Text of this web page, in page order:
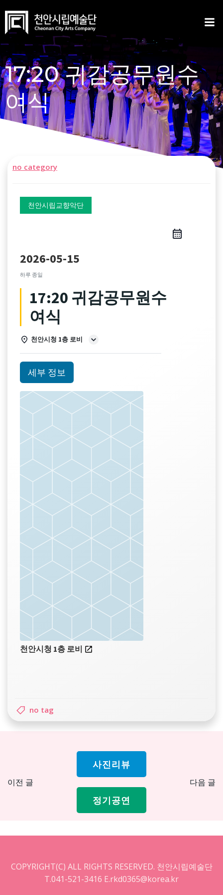
content
17:20 귀감공무원수
여식
no category
천안시립교향악단
2026-05-15
하루 종일
17:20 귀감공무원수
여식
천안시청 1층 로비
세부 정보
천안시청 1층 로비
no tag
Post
navigation
이전 글
사진리뷰
정기공연
다음 글
COPYRIGHT(C) ALL RIGHTS RESERVED. 천안시립예술단
T.041-521-3416 E.rkd0365@korea.kr